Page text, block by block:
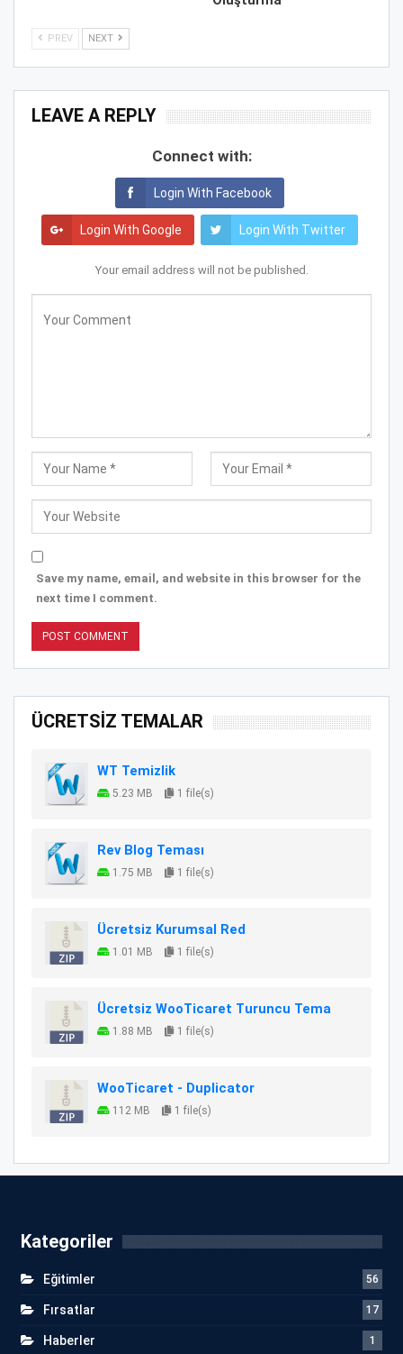
PREV NEXT
LEAVE A REPLY
Connect with:
Login With Facebook
Login With Google Login With Twitter
Your email address will not be published.
Save my name, email, and website in this browser for the
next time I comment.
ÜCRETSİZ TEMALAR
WT Temizlik
5.23 MB 1 file(s)
Rev Blog Teması
1.75 MB 1 file(s)
Ücretsiz Kurumsal Red
1.01 MB 1 file(s)
Ücretsiz WooTicaret Turuncu Tema
1.88 MB 1 file(s)
WooTicaret - Duplicator
112 MB 1 file(s)
Kategoriler
Eğitimler 56
Fırsatlar 17
Haberler 1